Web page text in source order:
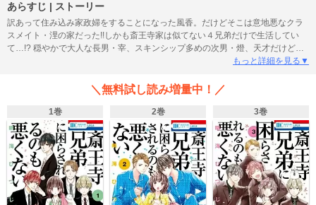
あらすじ | ストーリー
訳あって住み込み家政婦をすることになった風香。だけどそこは意地悪なクラ
スメイト・浬の家だった!!しかも斎王寺家は似てない４兄弟だけで生活してい
て…!? 穏やかで大人な長男・宰、スキンシップ多めの次男・燈、天才だけど王
様気質な三男・浬、無口で可愛い四男・湊。個性的なイケメン４兄弟とひとつ
もっと詳細を見る▼
＼無料試し読み増量中！／
1巻 2巻 3巻